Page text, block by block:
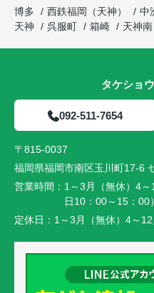
博多
西鉄福岡（天神） 中
天神
呉服町 箱崎 天神南
タケショ
092-511-7654
〒815-0037
福岡県福岡市南区玉川町17-6
営業時間： 1～3月（無休）4
日10：00～15：00）
定休日： 1～3月（無休）4～12